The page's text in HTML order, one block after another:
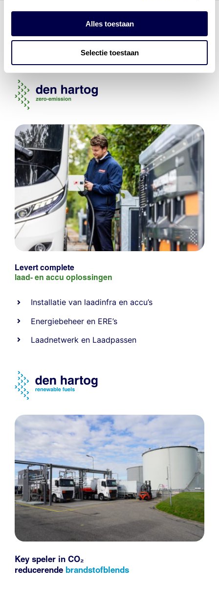
Alles toestaan
Selectie toestaan
Den Hartog Energies
bestaat uitvier divisies
Levert complete
laad- en accu oplossingen
Installatie van laadinfra en accu’s
Energiebeheer en ERE’s
Laadnetwerk en Laadpassen
Key speler in CO₂
reducerende brandstofblends